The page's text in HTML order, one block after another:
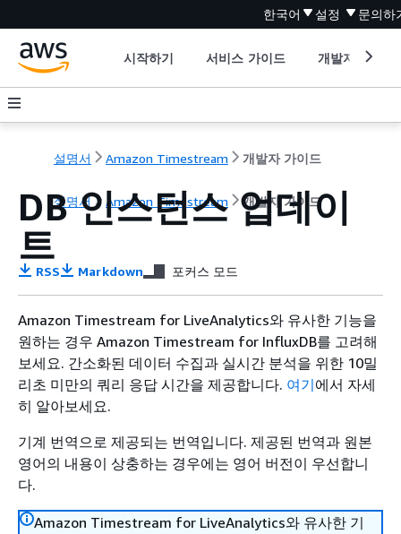
한국어 설정 문의하
시작하기 서비스 가이드 개발자 도구
설명서 Amazon Timestream 개발자 가이드
설명서 Amazon Timestream 개발자 가이드
DB 인스턴스 업데이
트
RSS Markdown 포커스 모드
Amazon Timestream for LiveAnalytics와 유사한 기능을
원하는 경우 Amazon Timestream for InfluxDB를 고려해
보세요. 간소화된 데이터 수집과 실시간 분석을 위한 10밀
리초 미만의 쿼리 응답 시간을 제공합니다. 여기에서 자세
히 알아보세요.
기계 번역으로 제공되는 번역입니다. 제공된 번역과 원본
영어의 내용이 상충하는 경우에는 영어 버전이 우선합니
다.
Amazon Timestream for LiveAnalytics와 유사한 기